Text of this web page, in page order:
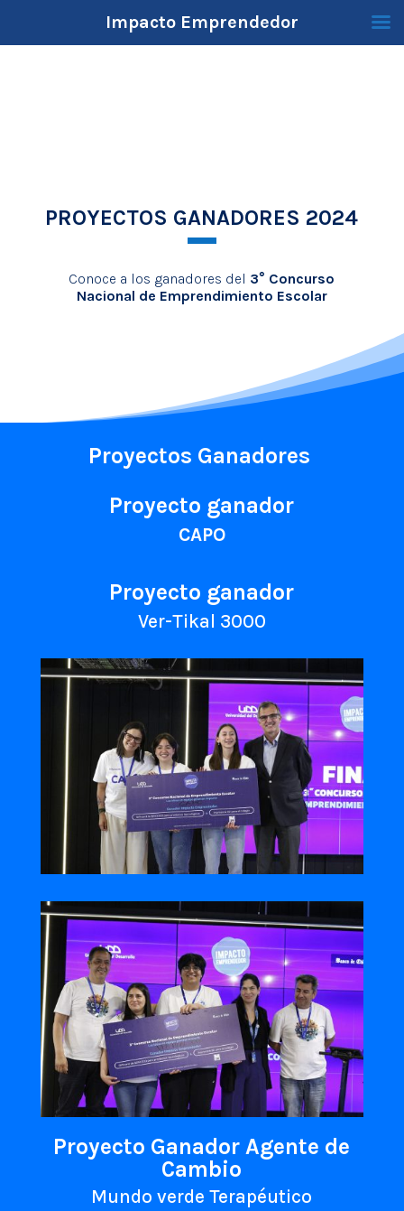
PROYECTOS GANADORES 2024
Conoce a los ganadores del 3° Concurso
Nacional de Emprendimiento Escolar
Proyectos Ganadores
Proyecto ganador
CAPO
Proyecto ganador
Ver-Tikal 3000
Proyecto Ganador Agente de
Cambio
Mundo verde Terapéutico
Impacto Emprendedor